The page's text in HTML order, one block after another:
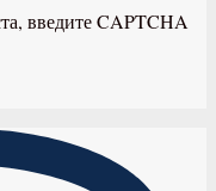
введите CAPTCHA